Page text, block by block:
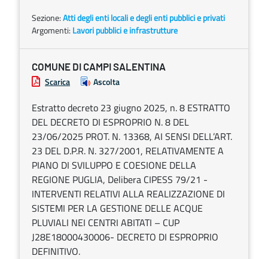
Sezione:Atti degli enti locali e degli enti pubblici e privati
Argomenti: Lavori pubblici e infrastrutture
COMUNE DI CAMPI SALENTINA
Scarica Ascolta
Estratto decreto 23 giugno 2025, n. 8 ESTRATTO
DEL DECRETO DI ESPROPRIO N. 8 DEL
23/06/2025 PROT. N. 13368, AI SENSI DELL’ART.
23 DEL D.P.R. N. 327/2001, RELATIVAMENTE A
PIANO DI SVILUPPO E COESIONE DELLA
REGIONE PUGLIA, Delibera CIPESS 79/21 -
INTERVENTI RELATIVI ALLA REALIZZAZIONE DI
SISTEMI PER LA GESTIONE DELLE ACQUE
PLUVIALI NEI CENTRI ABITATI – CUP
J28E18000430006- DECRETO DI ESPROPRIO
DEFINITIVO.